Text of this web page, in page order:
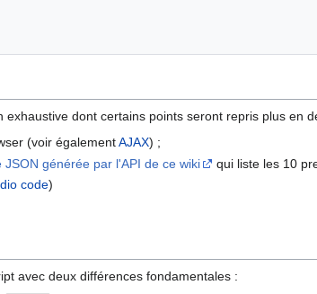
dont certains points seront repris plus en
(voir égalementAJAX) ;
JSON générée par l'API de ce wiki
qui liste les 10
code)
avec deux différences fondamentales :